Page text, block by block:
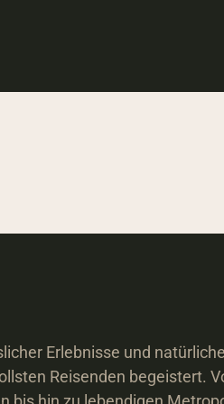
Erlebnisse und
Reisenden begeistert.